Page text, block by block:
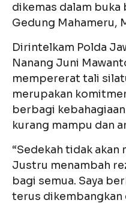
dikemas dalam
Gedung Mahameru,
Dirintelkam Polda
Nanang Juni
mempererat tali
merupakan
berbagi
kurang mampu dan
“Sedekah tidak akan
Justru menambah
bagi semua. Saya
terus dikembangkan